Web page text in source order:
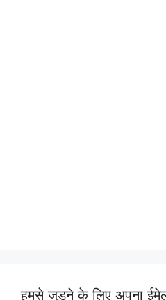
हमसे जुड़ने के लिए अपना ईमेल